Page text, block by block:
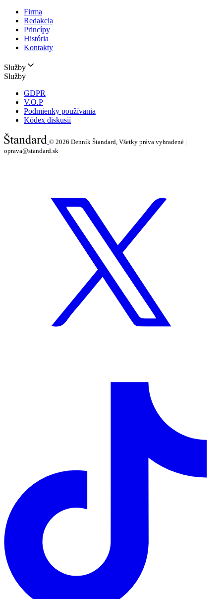
Firma
Redakcia
Princípy
História
Kontakty
Služby
Služby
GDPR
V.O.P
Podmienky používania
Kódex diskusií
© 2026 Denník Štandard, Všetky práva vyhradené |
oprava@standard.sk